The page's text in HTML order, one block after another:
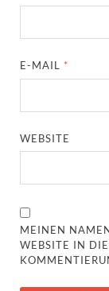
E-MAIL *
WEBSITE
MEINEN
WEBSITE IN